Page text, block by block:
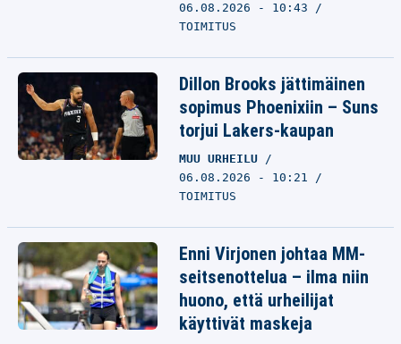
06.08.2026 - 10:43
TOIMITUS
Dillon Brooks jättimäinen
sopimus Phoenixiin – Suns
torjui Lakers-kaupan
MUU URHEILU
06.08.2026 - 10:21
TOIMITUS
Enni Virjonen johtaa MM-
seitsenottelua – ilma niin
huono, että urheilijat
käyttivät maskeja